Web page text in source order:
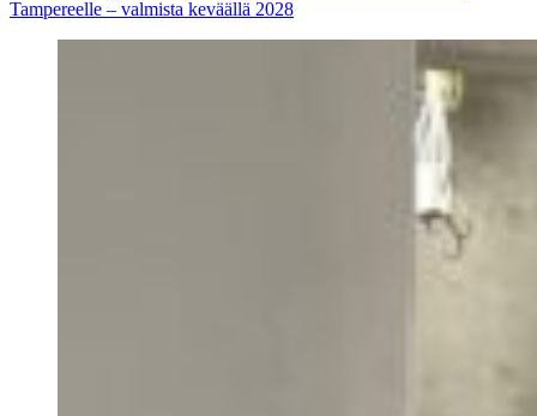
Tampereelle – valmista keväällä 2028